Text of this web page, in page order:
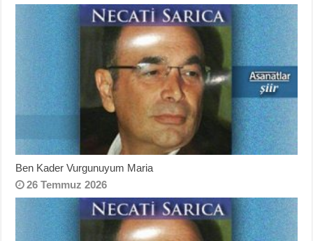
Ben Kader Vurgunuyum Maria
26 Temmuz 2026